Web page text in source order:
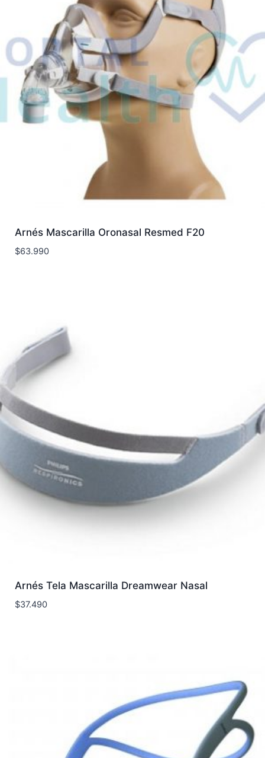
Arnés Mascarilla Oronasal Resmed F20
$63.990
Arnés Tela Mascarilla Dreamwear Nasal
$37.490